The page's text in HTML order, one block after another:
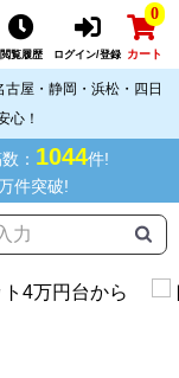
閲覧履歴 ログイン/登録
0
カート
屋・静岡・浜松・四日
心！
： 1044件!
件突破!